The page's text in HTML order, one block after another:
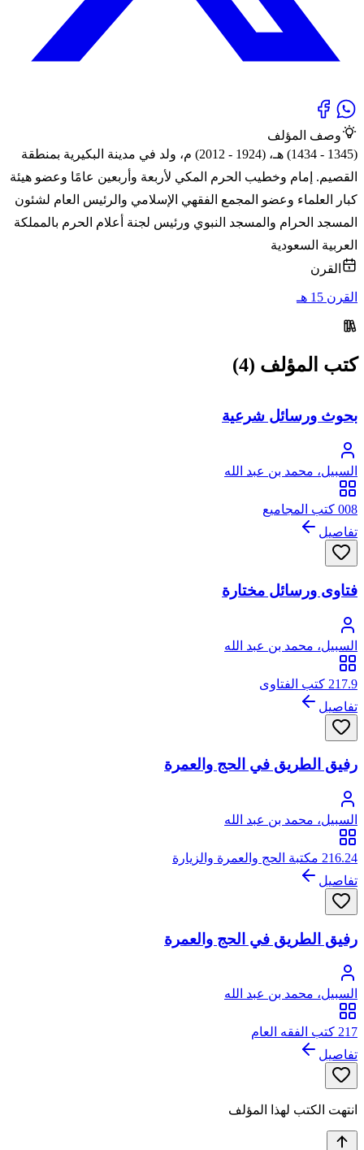
وصف المؤلف
(1345 - 1434) هـ، (1924 - 2012) م، ولد في مدينة البكيرية بمنطقة
القصيم. إمام وخطيب الحرم المكي لأربعة وأربعين عامًا وعضو هيئة
كبار العلماء وعضو المجمع الفقهي الإسلامي والرئيس العام لشئون
المسجد الحرام والمسجد النبوي ورئيس لجنة أعلام الحرم بالمملكة
العربية السعودية
القرن
القرن 15 هـ
كتب المؤلف (4)
بحوث ورسائل شرعية
السبيل، محمد بن عبد الله
008 كتب المجاميع
تفاصيل
فتاوى ورسائل مختارة
السبيل، محمد بن عبد الله
217.9 كتب الفتاوى
تفاصيل
رفيق الطريق في الحج والعمرة
السبيل، محمد بن عبد الله
216.24 مكتبة الحج والعمرة والزيارة
تفاصيل
رفيق الطريق في الحج والعمرة
السبيل، محمد بن عبد الله
217 كتب الفقه العام
تفاصيل
انتهت الكتب لهذا المؤلف